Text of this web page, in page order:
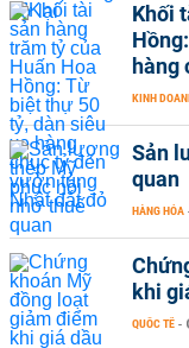
Khối
hàng
KINH
Sản
quan
HÀNG HÓA
khi
QUỐC TẾ -